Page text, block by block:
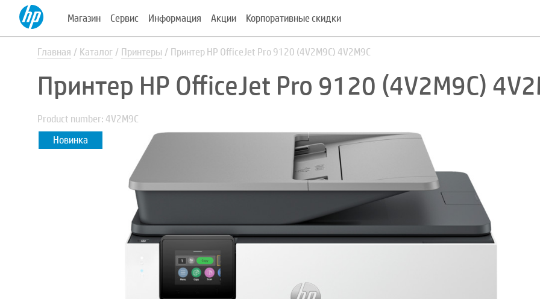
Магазин Сервис Информация Акции Корпоративные скидки
Главная Каталог Принтеры Принтер HP OfficeJet Pro 9120 (4V2M9C) 4V2M9C
Принтер HP OfficeJet Pro 9120 (4V2M9C)
Product number: 4V2M9C
Новинка